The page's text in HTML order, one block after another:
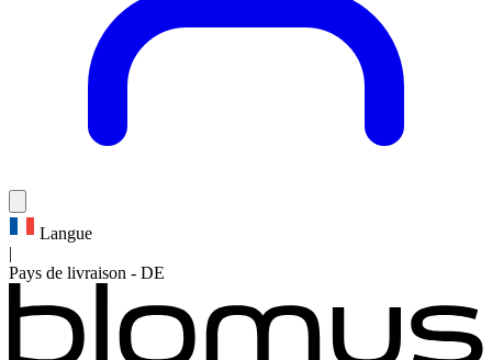
Langue
|
Pays de livraison - DE